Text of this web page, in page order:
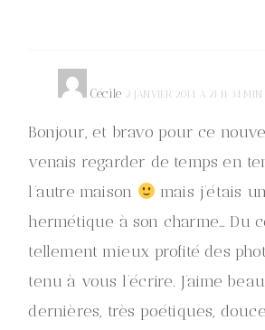
Cécile 2 JANVIER 2014 À 21 H 34 MIN
Bonjour, et bravo pour ce
venais regarder de temps en
l’autre maison
mais j’étais
hermétique à son charme… Du
tellement mieux profité des
tenu à vous l’écrire. J’aime
dernières, très poétiques,